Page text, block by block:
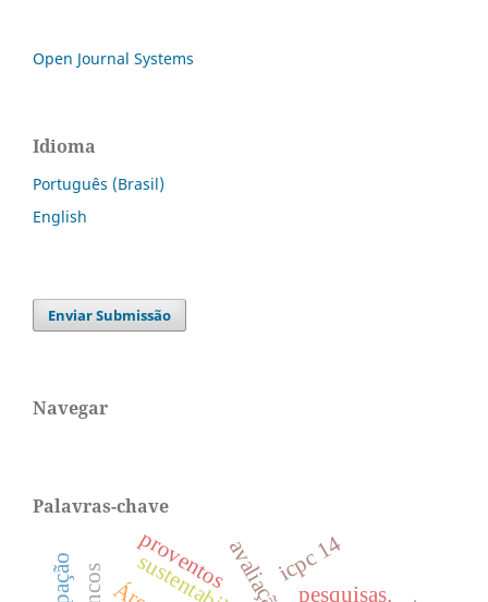
Open Journal Systems
Idioma
Português (Brasil)
English
Enviar Submissão
Navegar
Palavras-chave
pesquisas.
icpc 14
proventos